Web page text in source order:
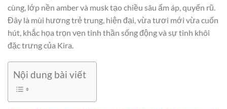
cùng, lớp nền amber và musk tạo chiều sâu ấm áp, quyến rũ.
Đây là mùi hương trẻ trung, hiện đại, vừa tươi mới vừa cuốn
hút, khắc họa trọn vẹn tinh thần sống động và sự tinh khôi
đặc trưng của Kira.
Nội dung bài viết